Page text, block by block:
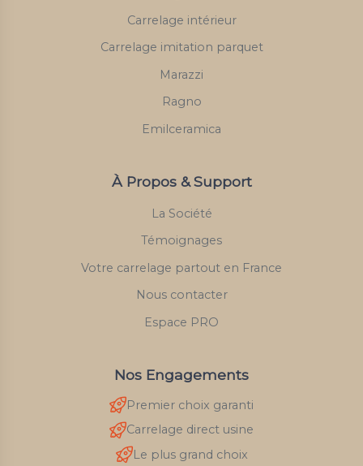
Carrelage intérieur
Carrelage imitation parquet
Marazzi
Ragno
Emilceramica
À Propos & Support
La Société
Témoignages
Votre carrelage partout en France
Nous contacter
Espace PRO
Nos Engagements
Premier choix garanti
Carrelage direct usine
Le plus grand choix